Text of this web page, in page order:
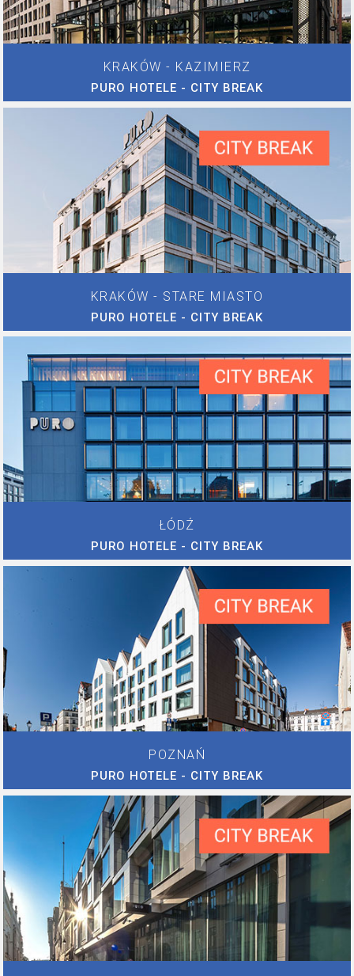
KRAKÓW - KAZIMIERZ
PURO HOTELE - CITY BREAK
KRAKÓW - STARE MIASTO
PURO HOTELE - CITY BREAK
ŁÓDŹ
PURO HOTELE - CITY BREAK
POZNAŃ
PURO HOTELE - CITY BREAK